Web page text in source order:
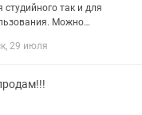
студийного так и для
Можно
колонка.
29 июля